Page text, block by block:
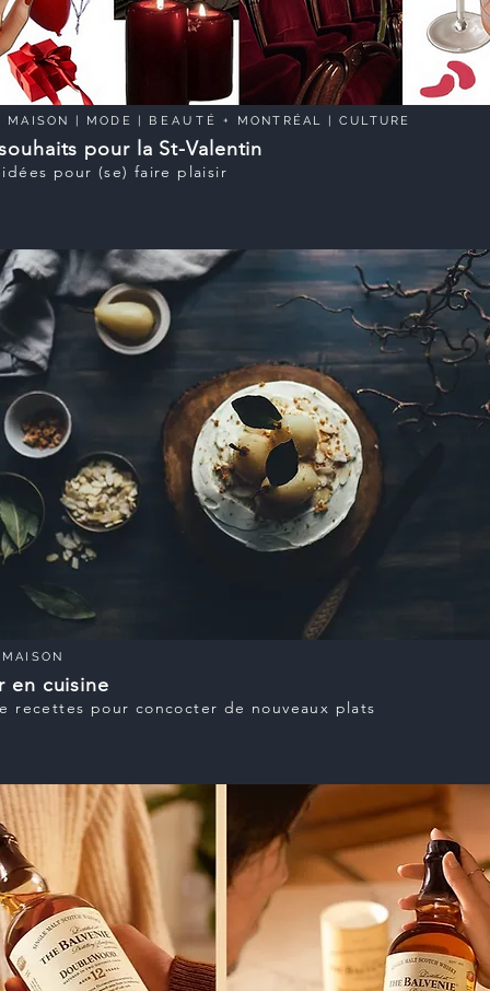
MAISON | MODE | BEAUTÉ + MONTRÉAL | CULTURE
pour la St-Valentin
pour (se) faire plaisir
en cuisine
recettes pour concocter de nouveaux plats